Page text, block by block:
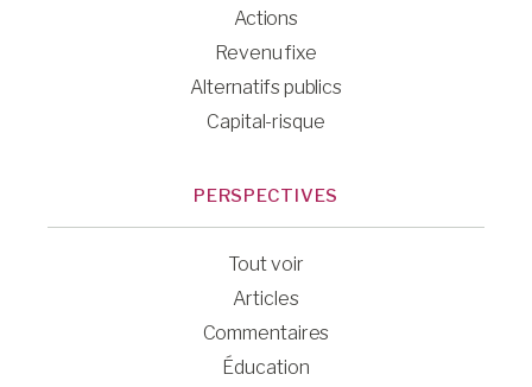
Actions
Revenu fixe
Alternatifs publics
Capital-risque
PERSPECTIVES
Tout voir
Articles
Commentaires
Éducation